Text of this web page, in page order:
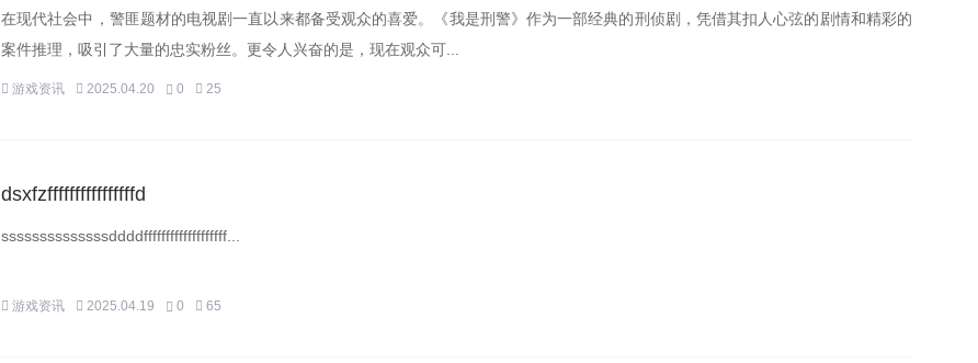
在现代社会中，警匪题材的电视剧一直以来都备受观众的喜爱。《我是刑警》作为一部经典的刑侦剧，凭借其扣人心弦的剧情和精彩的
案件推理，吸引了大量的忠实粉丝。更令人兴奋的是，现在观众可...
游戏资讯 2025.04.20 0 25
dsxfzffffffffffffffffd
ssssssssssssssddddfffffffffffffffffff...
游戏资讯 2025.04.19 0 65